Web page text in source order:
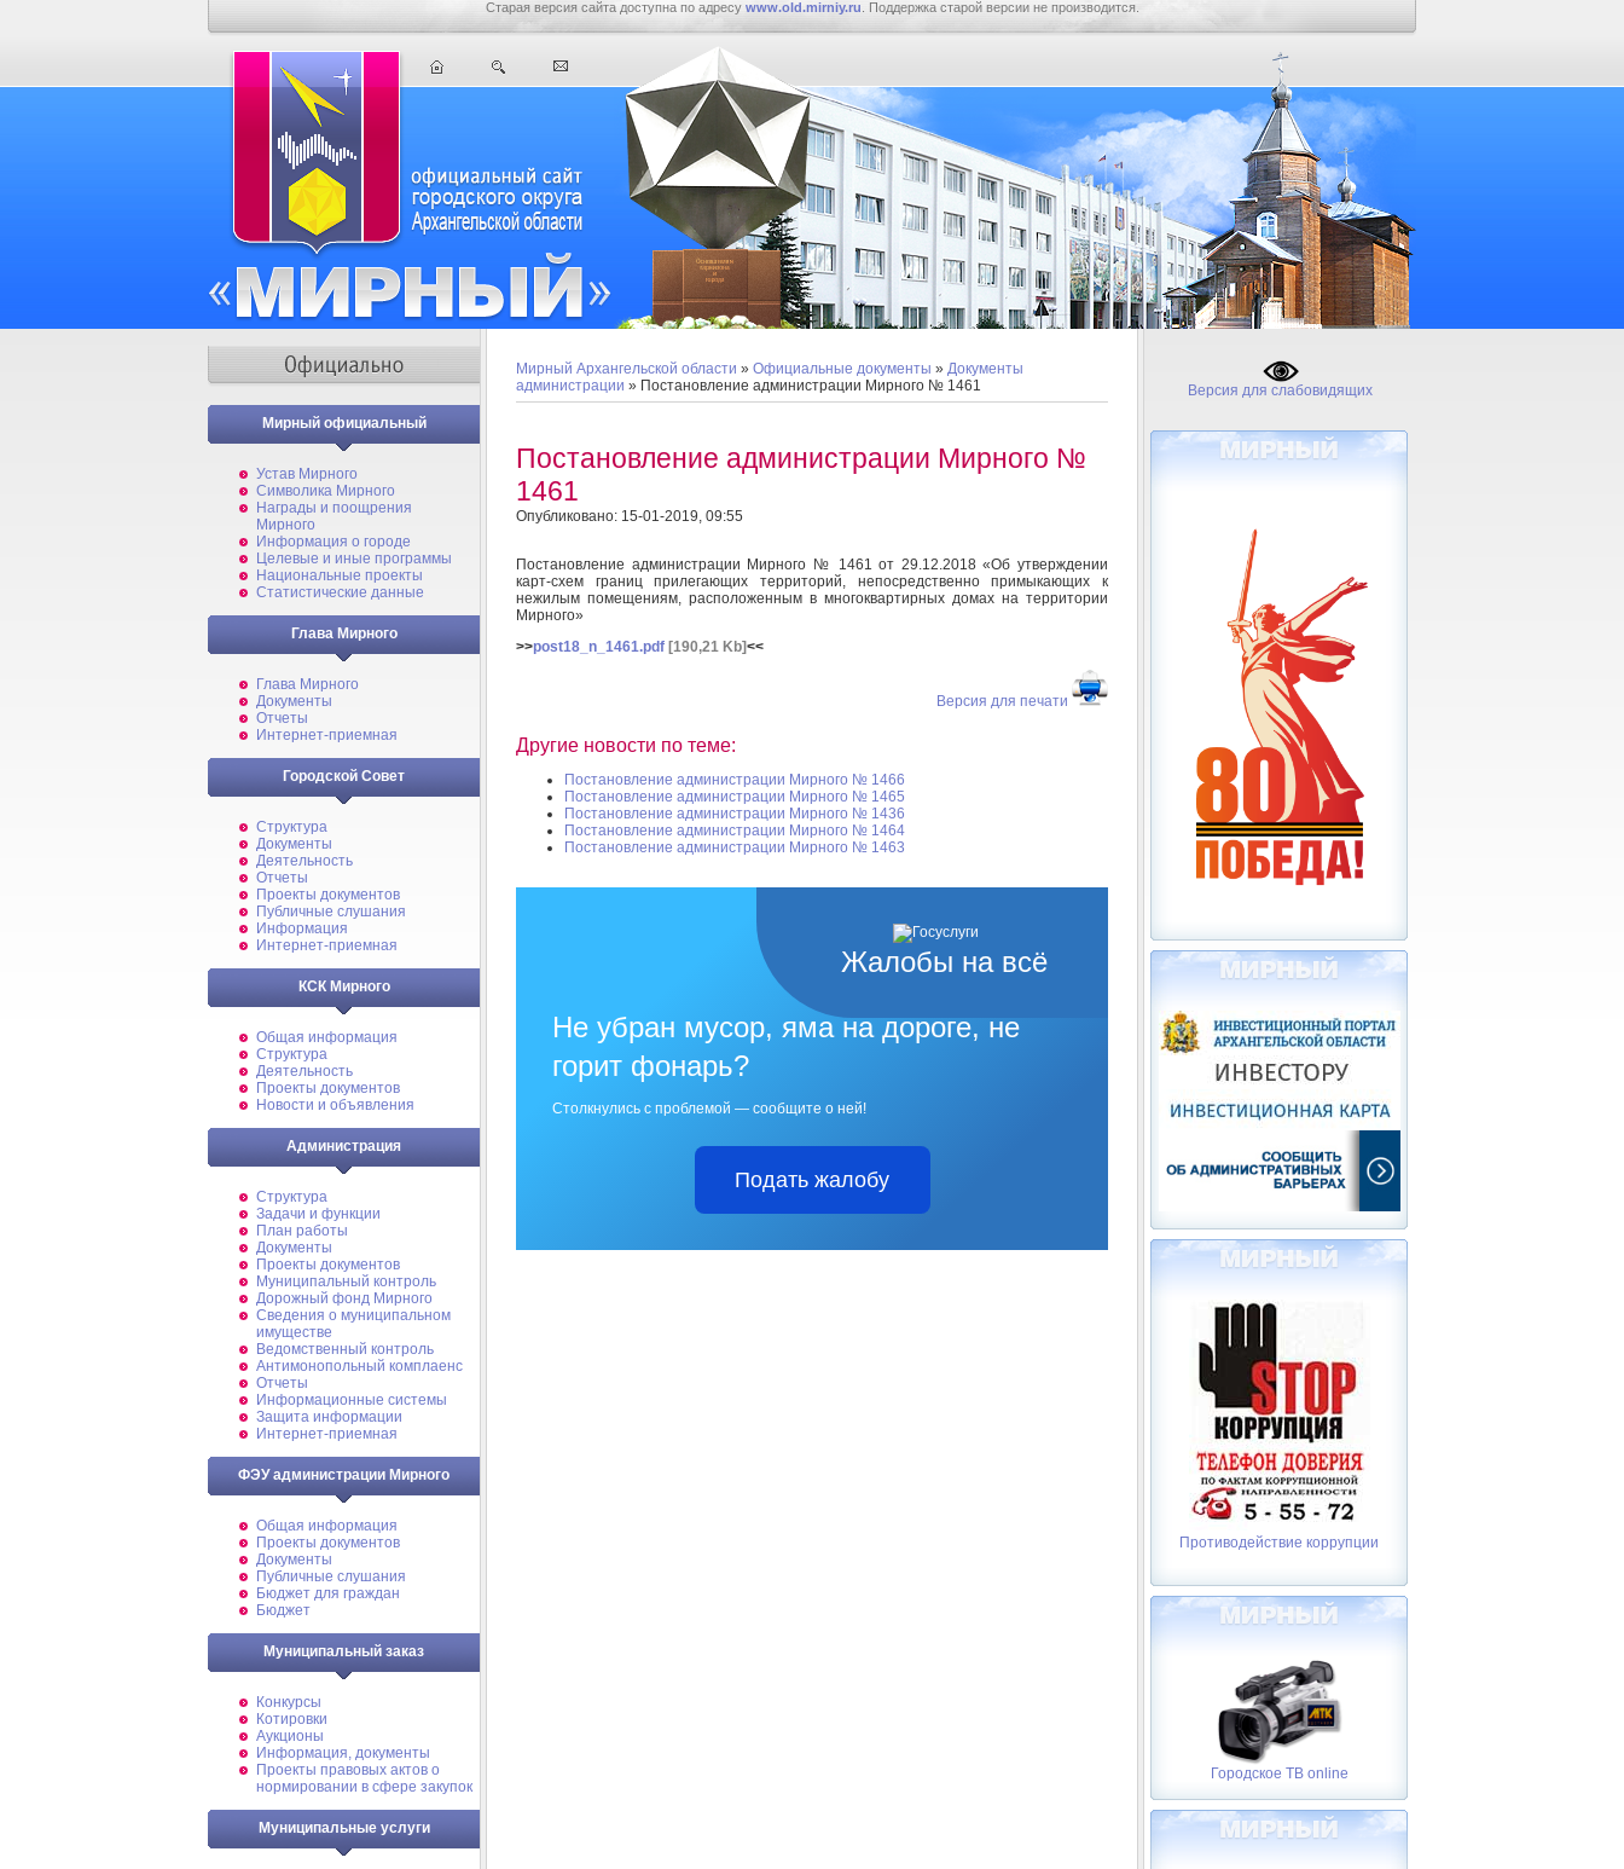
Старая версия сайта доступна по адресу www.old.mirniy.ru . Поддержка старой версии не производится.
Мирный официальный
Устав Мирного
Символика Мирного
Награды и поощрения
Мирного
Информация о городе
Целевые и иные программы
Национальные проекты
Статистические данные
Глава Мирного
Глава Мирного
Документы
Отчеты
Интернет-приемная
Городской Совет
Структура
Документы
Деятельность
Отчеты
Проекты документов
Публичные слушания
Информация
Интернет-приемная
КСК Мирного
Общая информация
Структура
Деятельность
Проекты документов
Новости и объявления
Администрация
Структура
Задачи и функции
План работы
Документы
Проекты документов
Муниципальный контроль
Дорожный фонд Мирного
Cведения о муниципальном
имуществе
Ведомственный контроль
Антимонопольный комплаенс
Отчеты
Информационные системы
Защита информации
Интернет-приемная
ФЭУ администрации Мирного
Общая информация
Проекты документов
Документы
Публичные слушания
Бюджет для граждан
Бюджет
Муниципальный заказ
Конкурсы
Котировки
Аукционы
Информация, документы
Проекты правовых актов о
нормировании в сфере закупок
Муниципальные услуги
Мирный Архангельской области » Официальные документы » Документы
администрации » Постановление администрации Мирного № 1461
Постановление администрации Мирного №
1461
Опубликовано: 15-01-2019, 09:55
Постановление администрации Мирного № 1461 от 29.12.2018 «Об утверждении
карт-схем границ прилегающих территорий, непосредственно примыкающих к
нежилым помещениям, расположенным в многоквартирных домах на территории
Мирного»
>>post18_n_1461.pdf [190,21 Kb]<<
Версия для печати
Другие новости по теме:
Постановление администрации Мирного № 1466
Постановление администрации Мирного № 1465
Постановление администрации Мирного № 1436
Постановление администрации Мирного № 1464
Постановление администрации Мирного № 1463
Жалобы на всё
Не убран мусор, яма на дороге, не
горит фонарь?
Столкнулись с проблемой — сообщите о ней!
Подать жалобу
Версия для слабовидящих
Противодействие коррупции
Городское ТВ online